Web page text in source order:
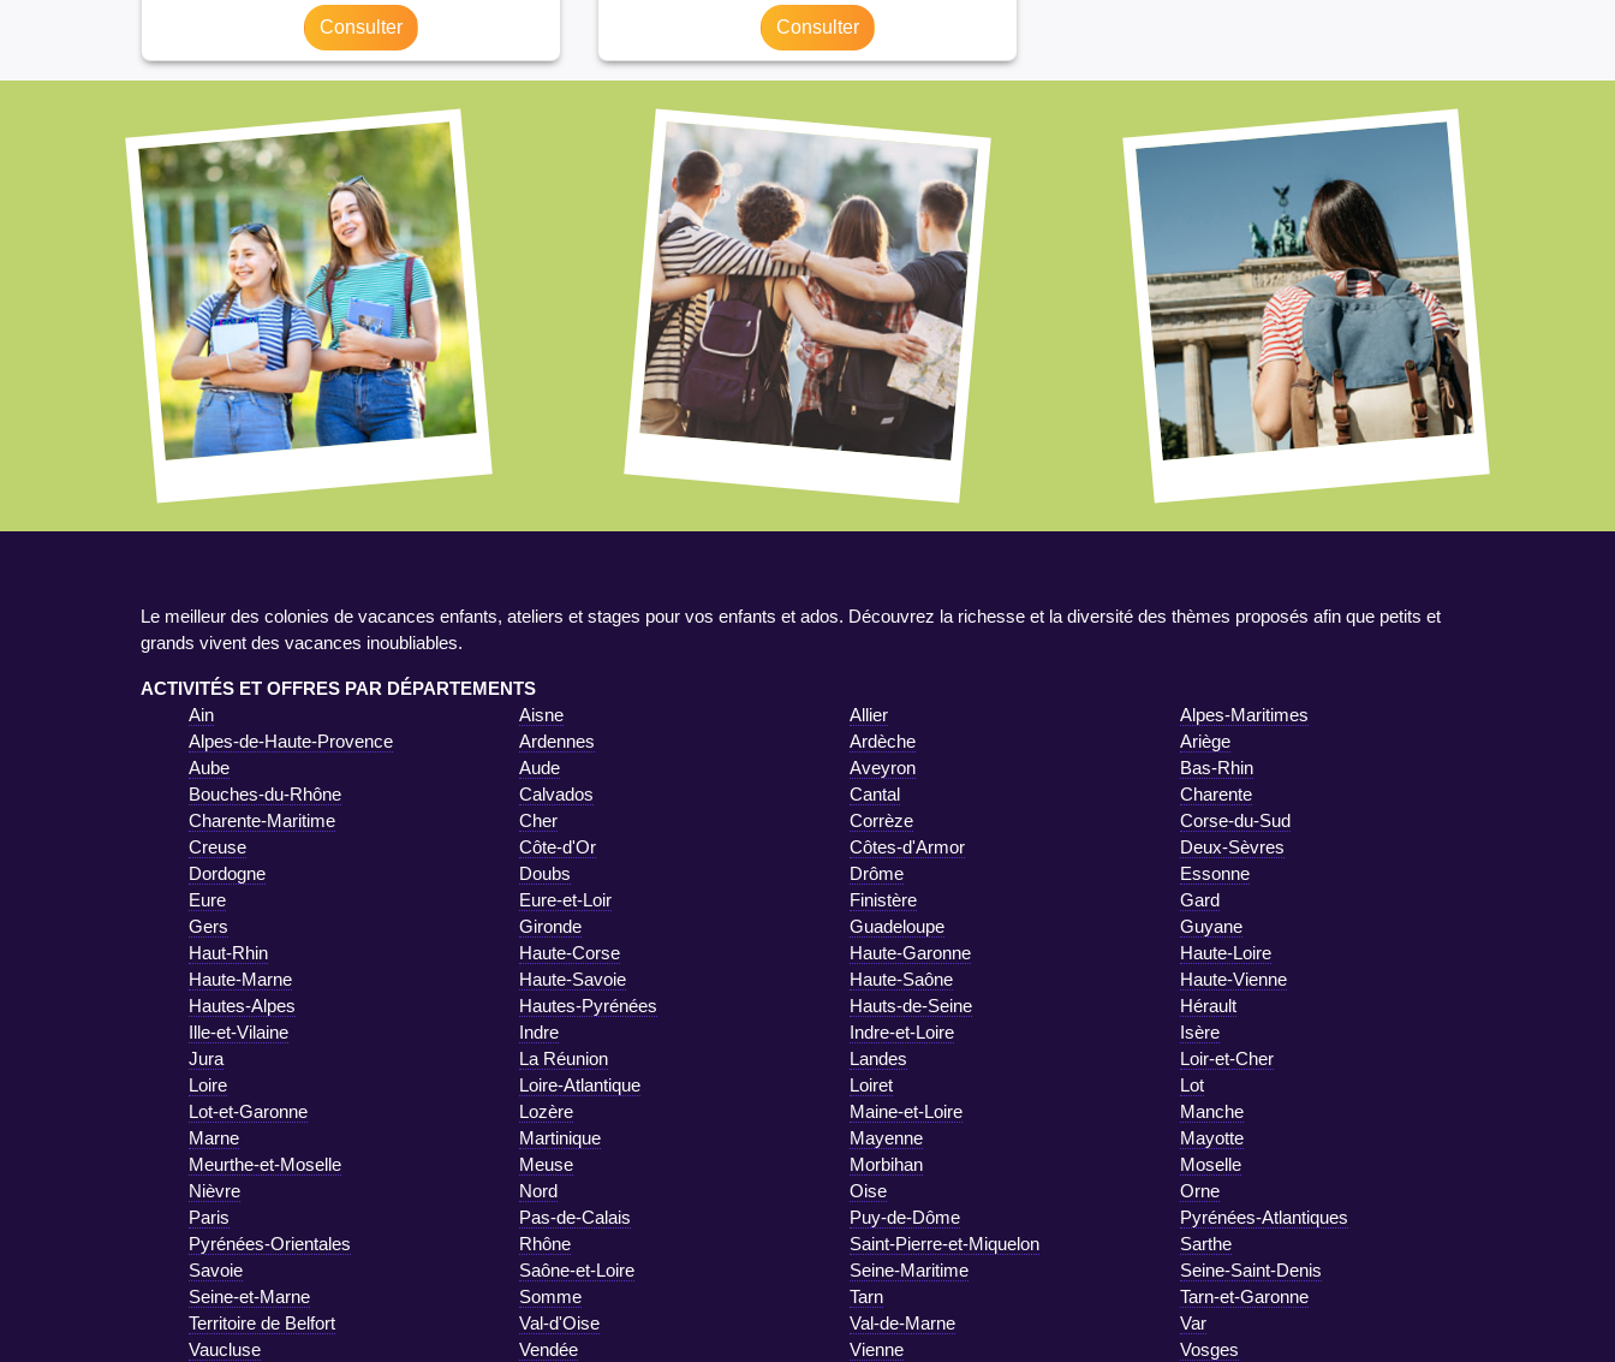
Consulter Consulter
Le meilleur des colonies de vacances enfants, ateliers et stages pour vos enfants et ados. Découvrez la richesse et la diversité des thèmes proposés afin que petits et
grands vivent des vacances inoubliables.
ACTIVITÉS ET OFFRES PAR DÉPARTEMENTS
Ain
Aisne Allier
Alpes-Maritimes
Alpes-de-Haute-Provence
Ardennes Ardèche
Ariège
Aube
Aude Aveyron
Bas-Rhin
Bouches-du-Rhône
Calvados Cantal
Charente
Charente-Maritime
Cher Corrèze
Corse-du-Sud
Creuse
Côte-d'Or Côtes-d'Armor
Deux-Sèvres
Dordogne
Doubs Drôme
Essonne
Eure
Eure-et-Loir Finistère
Gard
Gers
Gironde Guadeloupe
Guyane
Haut-Rhin
Haute-Corse Haute-Garonne
Haute-Loire
Haute-Marne
Haute-Savoie Haute-Saône
Haute-Vienne
Hautes-Alpes
Hautes-Pyrénées Hauts-de-Seine
Hérault
Ille-et-Vilaine
Indre Indre-et-Loire
Isère
Jura
La Réunion Landes
Loir-et-Cher
Loire
Loire-Atlantique Loiret
Lot
Lot-et-Garonne
Lozère Maine-et-Loire
Manche
Marne
Martinique Mayenne
Mayotte
Meurthe-et-Moselle
Meuse Morbihan
Moselle
Nièvre
Nord Oise
Orne
Paris
Pas-de-Calais Puy-de-Dôme
Pyrénées-Atlantiques
Pyrénées-Orientales
Rhône Saint-Pierre-et-Miquelon
Sarthe
Savoie
Saône-et-Loire Seine-Maritime
Seine-Saint-Denis
Seine-et-Marne
Somme Tarn
Tarn-et-Garonne
Territoire de Belfort
Val-d'Oise Val-de-Marne
Var
Vaucluse
Vendée Vienne Vosges